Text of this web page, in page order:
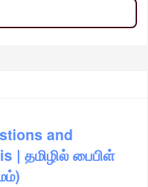
and
| தமிழில் பைபிள்